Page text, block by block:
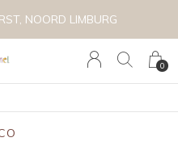
0
NOORD LIMBURG